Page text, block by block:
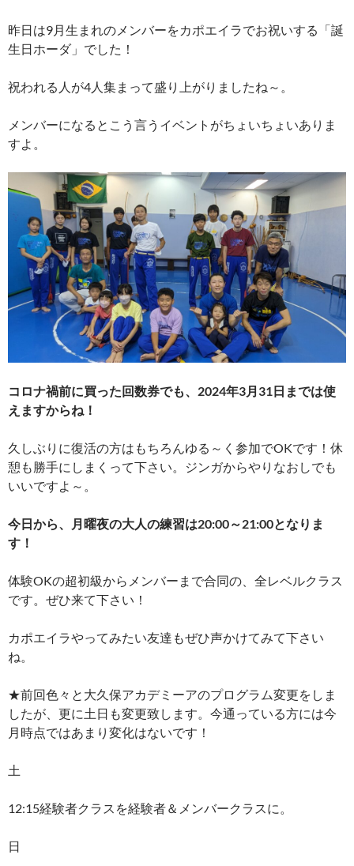
昨日は9月生まれのメンバーをカポエイラでお祝いする「誕
生日ホーダ」でした！
祝われる人が4人集まって盛り上がりましたね～。
メンバーになるとこう言うイベントがちょいちょいありま
すよ。
コロナ禍前に買った回数券でも、2024年3月31日までは使
えますからね！
久しぶりに復活の方はもちろんゆる～く参加でOKです！休
憩も勝手にしまくって下さい。ジンガからやりなおしでも
いいですよ～。
今日から、月曜夜の大人の練習は20:00～21:00となりま
す！
体験OKの超初級からメンバーまで合同の、全レベルクラス
です。ぜひ来て下さい！
カポエイラやってみたい友達もぜひ声かけてみて下さい
ね。
★前回色々と大久保アカデミーアのプログラム変更をしま
したが、更に土日も変更致します。今通っている方には今
月時点ではあまり変化はないです！
土
12:15経験者クラスを経験者＆メンバークラスに。
日